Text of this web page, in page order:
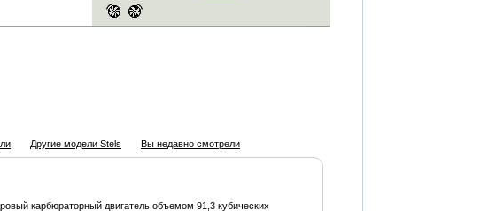
Другие модели Stels Вы недавно смотрели
карбюраторный двигатель объемом 91,3 кубических